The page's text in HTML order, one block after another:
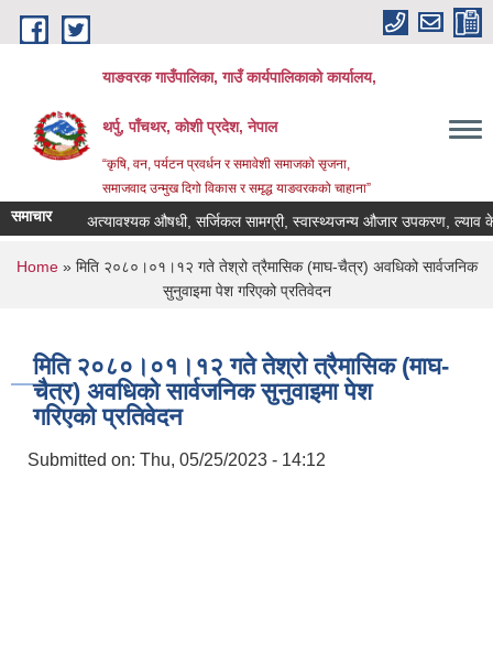
Skip to main content
याङवरक गाउँपालिका, गाउँ कार्यपालिकाको कार्यालय,
थर्पु, पाँचथर, कोशी प्रदेश, नेपाल
“कृषि, वन, पर्यटन प्रवर्धन र समावेशी समाजको सृजना,
समाजवाद उन्मुख दिगो विकास र समृद्ध याङवरकको चाहाना”
समाचार अत्यावश्यक औषधी, सर्जिकल सामग्री, स्वास्थ्यजन्य औजार उपकरण, ल्याव
You are here
Home» मिति २०८०।०१।१२ गते तेश्रो त्रैमासिक (माघ-चैत्र) अवधिको सार्वजनिक
सुनुवाइमा पेश गरिएको प्रतिवेदन
मिति २०८०।०१।१२ गते तेश्रो त्रैमासिक (माघ-
चैत्र) अवधिको सार्वजनिक सुनुवाइमा पेश
गरिएको प्रतिवेदन
Submitted on: Thu, 05/25/2023 - 14:12